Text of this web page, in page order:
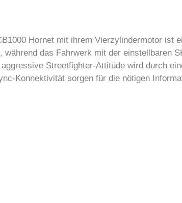
Hornet mit ihrem Vierzylindermotor ist
das Fahrwerk mit der einstellbaren
Streetfighter-Attitüde wird durch
Konnektivität sorgen für die nötigen